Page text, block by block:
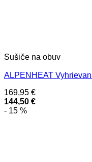
Sušiče na obuv
ALPENHEAT
169,95 €
144,50 €
- 15 %